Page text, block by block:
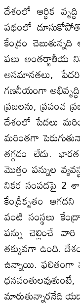
దేశంలో ఆర్థిక
పథంలో
కేంద్రం
పలు అంతర్జాతీయ
అసమానతలు,
గణనీయంగా
ప్రజలను, ప్రపంచ
దేశంలో పేదలు
మరింతగా
తగ్గడం లేదు.
మొత్తం పన్నుల
నికర సంపదపై 2
కేంద్రీకృతం
వంటి సంస్థలు
పన్ను చెల్లించే
తక్కువగా ఉంది.
ఉన్నాయి. ఫలితంగా
మారుతున్నారనేది